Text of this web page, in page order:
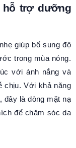
hỗ trợ dưỡng
giúp bổ sung độ
trong mùa nóng.
với ánh nắng và
chịu. Với khả năng
là dòng mặt nạ
để chăm sóc da